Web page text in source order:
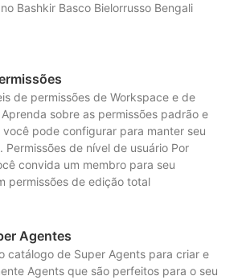
Bashkir Basco Bielorrusso Bengali
de permissões de Workspace e de
sobre as permissões padrão e
você pode configurar para manter seu
Permissões de nível de usuário Por
convida um membro para seu
permissões de edição total
Agentes
catálogo de Super Agents para criar e
Agents que são perfeitos para o seu